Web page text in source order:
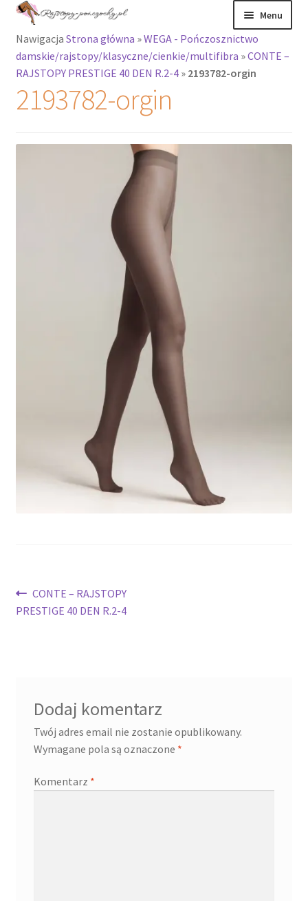
Przejdź
nawigacji
Przejdź
treści
Menu
Rajstopy
Rozwiń
menu
potomne
potomne
Nawigacja Strona główna »WEGA - Pończosznictwo
damskie/rajstopy/klasyczne/cienkie/multifibra »CONTE –
RAJSTOPY PRESTIGE 40 DEN R.2-4» 2193782-orgin
2193782-orgin
Nawigacja
wpisu
Poprzedni
wpis:
CONTE – RAJSTOPY
PRESTIGE 40 DEN R.2-4
Dodaj komentarz
Twój adres email nie zostanie opublikowany.
Wymagane pola są oznaczone *
Komentarz *